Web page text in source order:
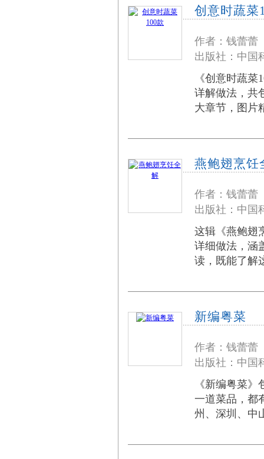
创意时蔬菜
作者：钱蕾蕾
出版社：中
《创意时蔬
详解做法，共
大章节，图片
燕鲍翅烹饪
作者：钱蕾蕾
出版社：中
这辑《燕鲍翅
详细做法，涵
读，既能了解
新编粤菜
作者：钱蕾蕾
出版社：中
《新编粤菜
一道菜品，都
州、深圳、中